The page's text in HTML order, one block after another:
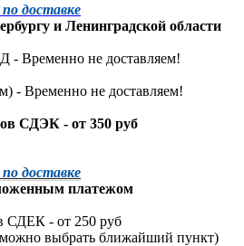
доставке
и Ленинградской области
- Временно не доставляем!
- Временно не доставляем!
СДЭК - от 350 руб
доставке
платежом
СДЕК - от 250 руб
выбрать ближайший пункт)